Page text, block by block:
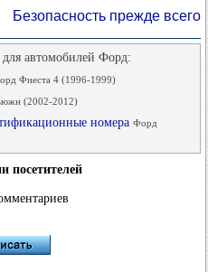
Безопасность прежде всего
автомобилей Форд:
Фиеста 4 (1996-1999)
(2002-2012)
номера Форд
посетителей